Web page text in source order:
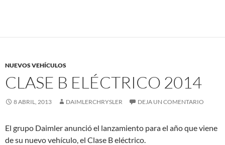
NUEVOS VEHÍCULOS
CLASE B ELÉCTRICO 2014
8 ABRIL, 2013 DAIMLERCHRYSLER DEJA UN COMENTARIO
El grupo Daimler anunció el lanzamiento para el año que viene
de su nuevo vehículo, el Clase B eléctrico.